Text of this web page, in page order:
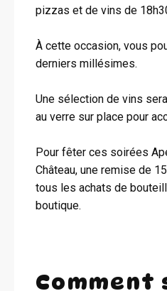
pizzas et de vins de
À cette occasion, vous
derniers millésimes.
Une sélection de vins
au verre sur place pour
Pour fêter ces soirées
Château, une remise de
tous les achats de
boutique.
Comment